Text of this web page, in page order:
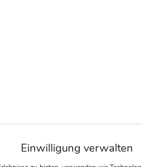
Einwilligung verwalten